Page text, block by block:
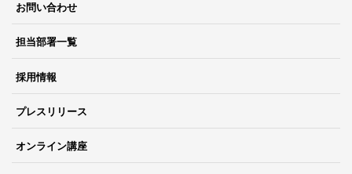
お問い合わせ
担当部署一覧
採用情報
プレスリリース
オンライン講座